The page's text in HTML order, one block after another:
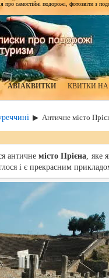
самостійні подорожі, фотозвіти з
АВІАКВИТКИ КВИТКИ
▶ Античне місто
античнемісто Прієна, яке
і є прекрасним